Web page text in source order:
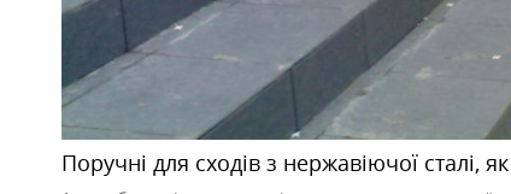
Поручні для сходів з нержавіючої сталі,